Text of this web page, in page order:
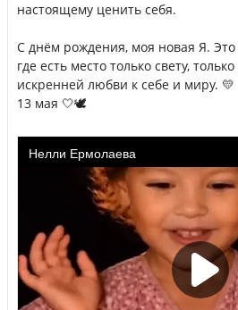
настоящему ценить себя.
С днём рождения, моя новая Я.
где есть место только свету,
искренней любви к себе и миру. 💛
13 мая 🤍🕊️